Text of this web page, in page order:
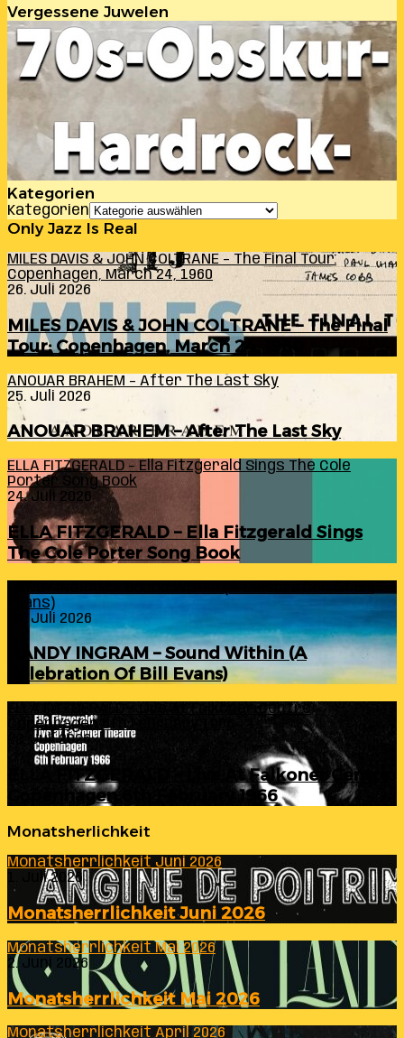
Vergessene Juwelen
Kategorien
Kategorien
Only Jazz Is Real
MILES DAVIS & JOHN COLTRANE – The Final Tour:
Copenhagen, March 24, 1960
26. Juli 2026
MILES DAVIS & JOHN COLTRANE – The Final
Tour: Copenhagen, March 24, 1960
ANOUAR BRAHEM – After The Last Sky
25. Juli 2026
ANOUAR BRAHEM – After The Last Sky
ELLA FITZGERALD – Ella Fitzgerald Sings The Cole
Porter Song Book
24. Juli 2026
ELLA FITZGERALD – Ella Fitzgerald Sings
The Cole Porter Song Book
Evans)
24. Juli 2026
RANDY INGRAM – Sound Within (A
Celebration Of Bill Evans)
ELLA FITZGERALD – Live At Falkoner Centre
Copenhagen 6th February 1966
23. Juli 2026
ELLA FITZGERALD – Live At Falkoner Centre
Copenhagen 6th February 1966
Monatsherlichkeit
Monatsherrlichkeit Juni 2026
1. Juli 2026
Monatsherrlichkeit Juni 2026
Monatsherrlichkeit Mai 2026
2. Juni 2026
Monatsherrlichkeit Mai 2026
Monatsherrlichkeit April 2026